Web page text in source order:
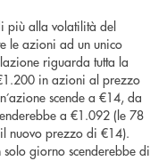
più alla volatilità del
le azioni ad un unico
riguarda tutta la
in azioni al prezzo
scende a €14, da
a €1.092 (le 78
nuovo prezzo di €14).
giorno scenderebbe di